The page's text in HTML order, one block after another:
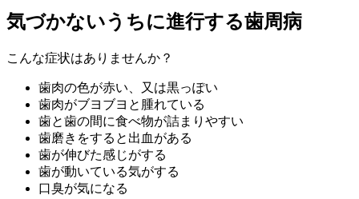
気づかないうちに進行する歯周病
こんな症状はありませんか？
歯肉の色が赤い、又は黒っぽい
歯肉がブヨブヨと腫れている
歯と歯の間に食べ物が詰まりやすい
歯磨きをすると出血がある
歯が伸びた感じがする
歯が動いている気がする
口臭が気になる